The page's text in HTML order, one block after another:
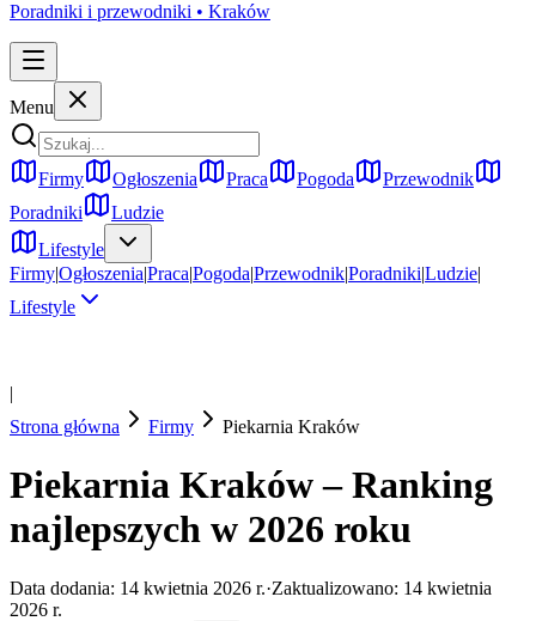
Poradniki i przewodniki • Kraków
Menu
Firmy Ogłoszenia Praca Pogoda
Przewodnik
Poradniki
Ludzie
Lifestyle
Firmy|Ogłoszenia|Praca|Pogoda|Przewodnik|Poradniki|Ludzie|
Lifestyle
|
Strona główna
Firmy Piekarnia Kraków
Piekarnia Kraków – Ranking
najlepszych w 2026 roku
Data dodania: 14 kwietnia 2026 r.·Zaktualizowano: 14 kwietnia
2026 r.